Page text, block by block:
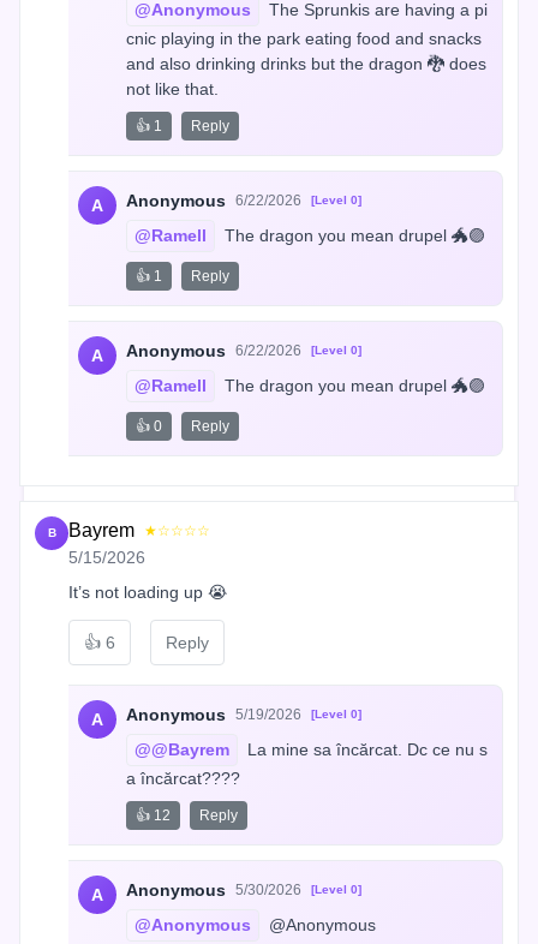
@Anonymous
The Sprunkis are having a pi
cnic playing in the park eating food and snacks
and also drinking drinks but the dragon 🐉 does
not like that.
👍 1 Reply
A Anonymous 6/22/2026 [Level 0]
@Ramell The dragon you mean drupel 🐲🟣
👍 1 Reply
A Anonymous 6/22/2026 [Level 0]
@Ramell The dragon you mean drupel 🐲🟣
👍 0 Reply
B Bayrem ★☆☆☆☆
5/15/2026
It’s not loading up 😭
👍 6 Reply
A Anonymous 5/19/2026 [Level 0]
@@Bayrem
La mine sa încărcat. Dc ce nu s
a încărcat????
👍 12 Reply
A Anonymous 5/30/2026 [Level 0]
@Anonymous @Anonymous